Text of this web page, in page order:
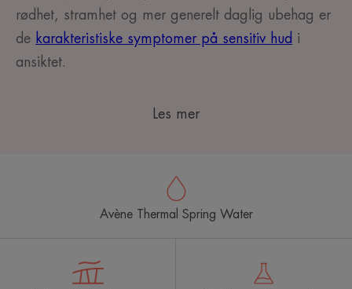
rødhet, stramhet og mer generelt daglig ubehag er
de karakteristiske symptomer på sensitiv hud i
ansiktet.
Les mer
Avène Thermal Spring Water